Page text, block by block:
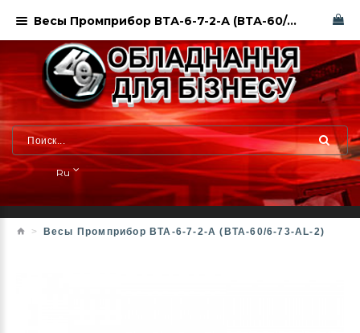
Ru
Весы Промприбор ВТА-6-7-2-А (ВТА-60/6-73-AL-2)
Весы Промприбор ВТА-6-7-2-А (ВТА-60/6-73-AL-2)